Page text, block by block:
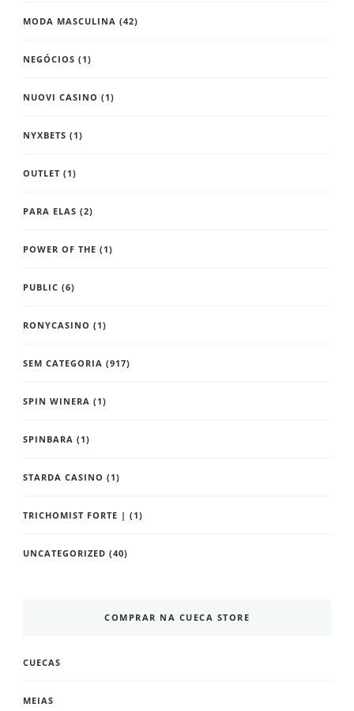
MODA MASCULINA (42)
NEGÓCIOS (1)
NUOVI CASINO (1)
NYXBETS (1)
OUTLET (1)
PARA ELAS (2)
POWER OF THE (1)
PUBLIC (6)
RONYCASINO (1)
SEM CATEGORIA (917)
SPIN WINERA (1)
SPINBARA (1)
STARDA CASINO (1)
TRICHOMIST FORTE | (1)
UNCATEGORIZED (40)
COMPRAR NA CUECA STORE
CUECAS
MEIAS